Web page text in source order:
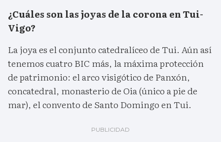
¿Cuáles son las joyas de la corona en Tui-
Vigo?
La joya es el conjunto catedralíceo de Tui. Aún así
tenemos cuatro BIC más, la máxima protección
de patrimonio: el arco visigótico de Panxón,
concatedral, monasterio de Oia (único a pie de
mar), el convento de Santo Domingo en Tui.